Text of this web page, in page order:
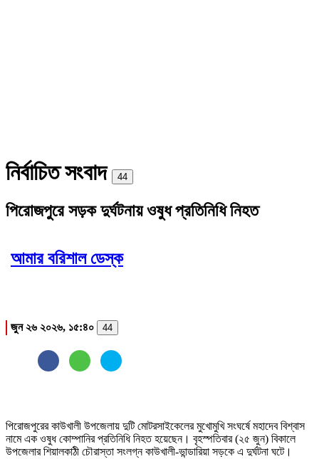
নির্বাচিত সংবাদ 44
পিরোজপুরে সড়ক দুর্ঘটনায় ওষুধ প্রতিনিধি নিহত
আমার বরিশাল ডেস্ক
জুন ২৬ ২০২৬, ১৫:৪০ 44
পিরোজপুরের কাউখালী উপজেলায় দুটি মোটরসাইকেলের মুখোমুখি সংঘর্ষে মহাদেব বিশ্বাস
নামে এক ওষুধ কোম্পানির প্রতিনিধি নিহত হয়েছেন। বৃহস্পতিবার (২৫ জুন) বিকালে
উপজেলার শিয়ালকাঠী চৌরাস্তা সংলগ্ন কাউখালী-ভান্ডারিয়া সড়কে এ দুর্ঘটনা ঘটে।